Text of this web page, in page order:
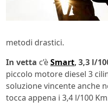
metodi drastici.
In vetta c’èSmart, 3,3 l/
piccolo motore diesel 3
soluzione vincente anche
tocca appena i 3,4 l/100